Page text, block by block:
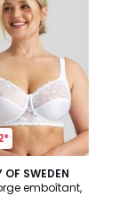
OF SWEDEN
emboîtant,